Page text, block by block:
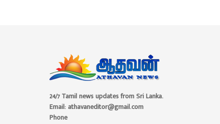
24/7 Tamil news updates from Sri Lanka.
Email: athavaneditor@gmail.com
Phone